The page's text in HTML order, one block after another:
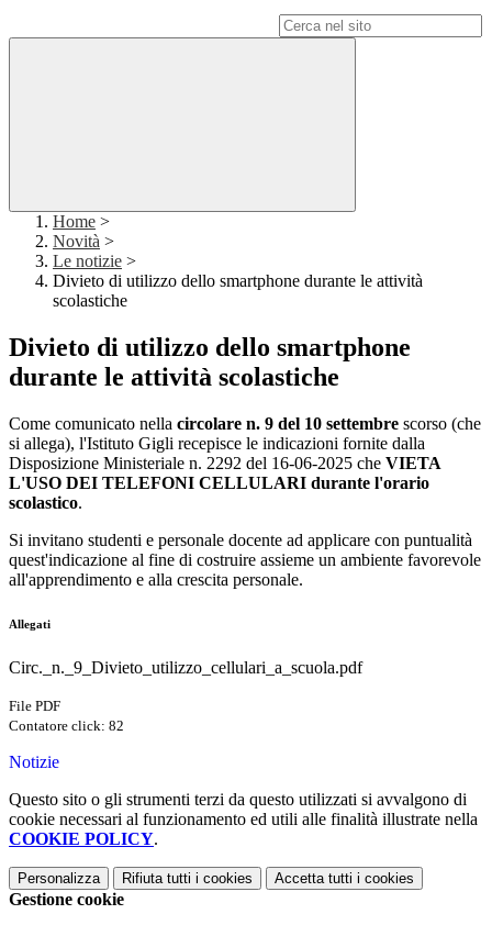
Home >
Novità >
Le notizie >
Divieto di utilizzo dello smartphone durante le attività
scolastiche
Divieto di utilizzo dello smartphone
durante le attività scolastiche
Come comunicato nella circolare n. 9 del 10 settembre scorso (che
si allega), l'Istituto Gigli recepisce le indicazioni fornite dalla
Disposizione Ministeriale n. 2292 del 16-06-2025 che VIETA
L'USO DEI TELEFONI CELLULARI durante l'orario
scolastico.
Si invitano studenti e personale docente ad applicare con puntualità
quest'indicazione al fine di costruire assieme un ambiente favorevole
all'apprendimento e alla crescita personale.
Allegati
Circ._n._9_Divieto_utilizzo_cellulari_a_scuola.pdf
File PDF
Contatore click: 82
Notizie
Questo sito o gli strumenti terzi da questo utilizzati si avvalgono di
cookie necessari al funzionamento ed utili alle finalità illustrate nella
COOKIE POLICY.
Personalizza Rifiuta tutti i cookies Accetta tutti i cookies
Gestione cookie